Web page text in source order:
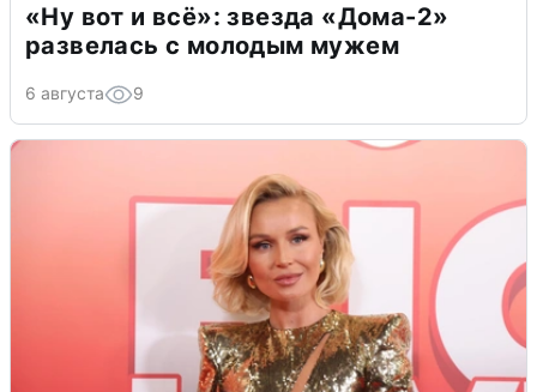
«Ну вот и всё»: звезда «Дома-2»
развелась с молодым мужем
6 августа 9